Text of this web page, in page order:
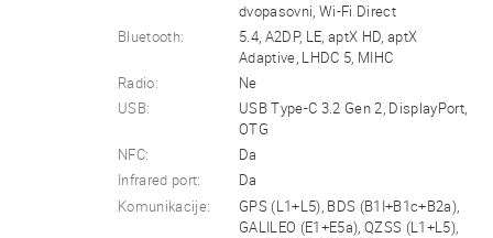
dvopasovni, Wi-Fi Direct
Bluetooth:
5.4, A2DP, LE, aptX HD, aptX
Adaptive, LHDC 5, MIHC
Radio:
Ne
USB:
USB Type-C 3.2 Gen 2, DisplayPort,
OTG
NFC:
Da
Infrared port:
Da
Komunikacije:
GPS (L1+L5), BDS (B1I+B1c+B2a),
GALILEO (E1+E5a), QZSS (L1+L5),